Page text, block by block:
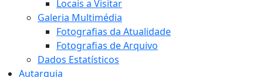
Locais a Visitar
Galeria Multimédia
Fotografias da Atualidade
Fotografias de Arquivo
Dados Estatísticos
Autarquia